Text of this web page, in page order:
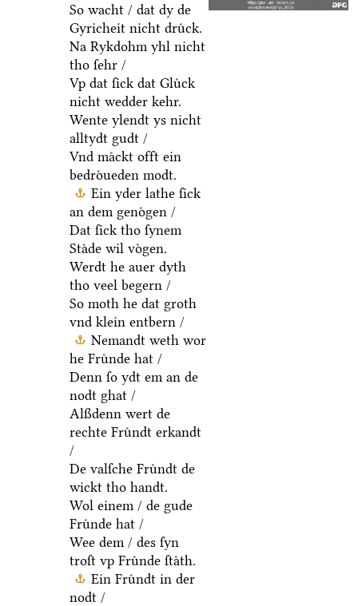
So wacht / dat dy de
Gyricheit nicht druͤck.
Na Rykdohm yhl nicht
tho ſehr /
Vp dat ſick dat Gluͤck
nicht wedder kehr.
Wente ylendt ys nicht
alltydt gudt /
Vnd maͤckt offt ein
bedroͤueden modt.
Ein yder lathe ſick
an dem genoͤgen /
Dat ſick tho ſynem
Staͤde wil voͤgen.
Werdt he auer dyth
tho veel begern /
So moth he dat groth
vnd klein entbern /
Nemandt weth wor
he Fruͤnde hat /
Denn ſo ydt em an de
nodt ghat /
Alßdenn wert de
rechte Fruͤndt erkandt
/
De valſche Fruͤndt de
wickt tho handt.
Wol einem / de gude
Fruͤnde hat /
Wee dem / des ſyn
troſt vp Fruͤnde ſtaͤth.
Ein Fruͤndt in der
nodt /